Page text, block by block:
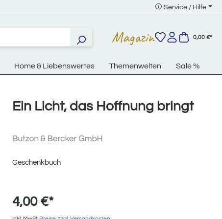
Service / Hilfe
Magazin 0,00 €*
Home & Liebenswertes Themenwelten Sale %
Ein Licht, das Hoffnung bringt
Geschenkbuch
4,00 €*